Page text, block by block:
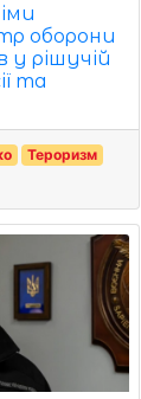
оборони
у рішучій
та
Тероризм